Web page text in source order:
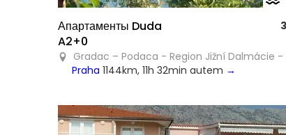
Апартаменты Duda
A2+0
Gradac – Podaca - Region Jižní Dalmácie -
Praha 1144km, 11h 32min autem →